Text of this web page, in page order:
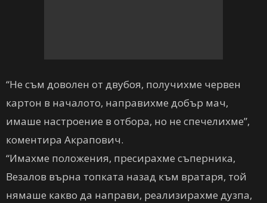
“Не съм доволен от двубоя, получихме червен
картон в началото, направихме добър мач,
имаше настроение в отбора, но не спечелихме”,
коментира Акрапович.
“Имахме положения, пресирахме съперника,
Везалов върна топката назад към вратаря, той
нямаше какво да направи, реализирахме дузпа,